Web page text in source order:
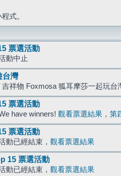
式。
票選活動
動中止
台灣
祥物 Foxmosa 狐耳摩莎一起玩台
票選活動
have winners! 觀看票選結果 ， 第
票選活動
動已經結束， 觀看票選結果
15 票選活動
動已經結束， 觀看票選結果